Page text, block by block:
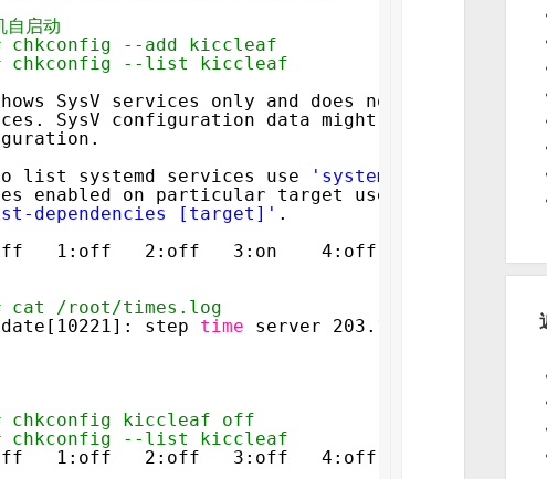
启动
chkconfig --add kiccleaf
chkconfig --list kiccleaf
SysV services only and does not include
SysV configuration data might be overridden
list systemd services use
'systemctl list-
enabled on particular target use
dependencies [target]' .
1:off   2:off   3:on    4:off   5:off
cat /root/times.log
step time
server 203.107.6.88 offset
chkconfig kiccleaf off
chkconfig --list kiccleaf
1:off   2:off   3:off   4:off   5:off